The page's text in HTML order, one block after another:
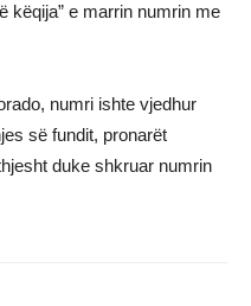
këqija” e marrin numrin me
numri ishte vjedhur
së fundit, pronarët
duke shkruar numrin